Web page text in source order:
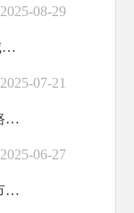
2025-08-29
临夏县土桥镇：多措并举推进城乡环境整治 绘就宜居宜业新画卷
2025-07-21
临夏县：强化路政巡查 守护公路安全
2025-06-27
临夏县:开展校园周边印刷发行市场专项整治 全力护航“开学季”